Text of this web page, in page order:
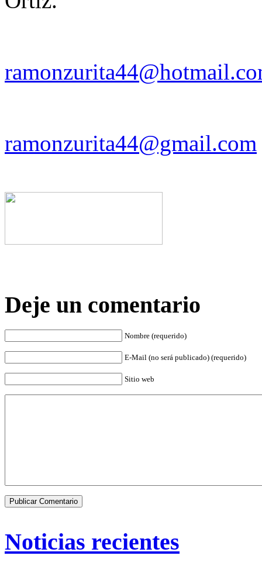
ramonzurita44@gmail.com
Deje un comentario
Nombre (requerido)
E-Mail (no será publicado) (requerido)
Sitio web
Noticias recientes